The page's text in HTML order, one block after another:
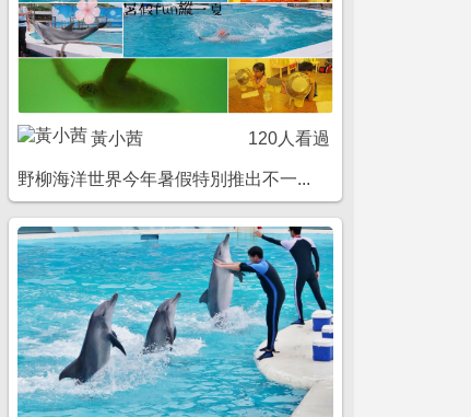
黃小茜 120人看過
野柳海洋世界今年暑假特別推出不一...